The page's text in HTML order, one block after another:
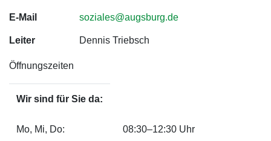
E-Mail soziales@augsburg.de
Leiter Dennis Triebsch
Öffnungszeiten
Wir sind für Sie da:
Mo, Mi, Do: 08:30–12:30 Uhr